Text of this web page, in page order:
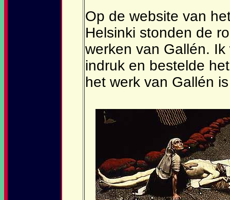
Op de website van
Helsinki stonden de
werken van Gallén.
indruk en bestelde
het werk van Gallén